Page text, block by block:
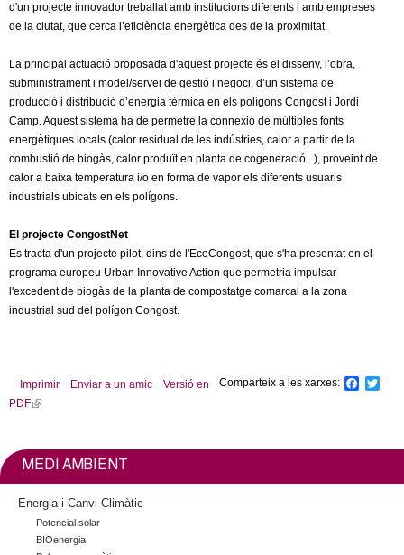
d'un projecte innovador treballat amb institucions diferents i amb empreses
de la ciutat, que cerca l’eficiència energètica des de la proximitat.
La principal actuació proposada d'aquest projecte és el disseny, l’obra,
subministrament i model/servei de gestió i negoci, d’un sistema de
producció i distribució d’energia tèrmica en els polígons Congost i Jordi
Camp. Aquest sistema ha de permetre la connexió de múltiples fonts
energètiques locals (calor residual de les indústries, calor a partir de la
combustió de biogàs, calor produït en planta de cogeneració...), proveint de
calor a baixa temperatura i/o en forma de vapor els diferents usuaris
industrials ubicats en els polígons.
El projecte CongostNet
Es tracta d'un projecte pilot, dins de l'EcoCongost, que s'ha presentat en el
programa europeu Urban Innovative Action que permetria impulsar
l'excedent de biogàs de la planta de compostatge comarcal a la zona
industrial sud del polígon Congost.
Comparteix a les xarxes:
k
Imprimir Enviar a un amic
Versió en
PDF(
n
i
MEDI AMBIENT
Energia i Canvi Climàtic
Potencial solar
BIOenergia